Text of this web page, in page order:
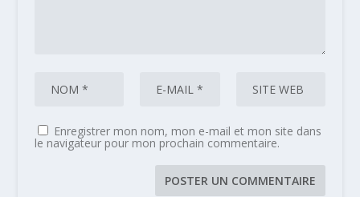
Enregistrer mon nom, mon e-mail et mon site dans
le navigateur pour mon prochain commentaire.